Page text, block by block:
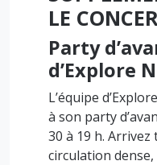
LE
Party
d’Explore
L’équipe
à son party
30 à 19 h.
circulation